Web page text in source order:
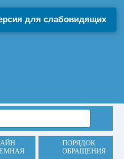
ПОРЯДОК
ОБРАЩЕНИЯ
для слабовидящих